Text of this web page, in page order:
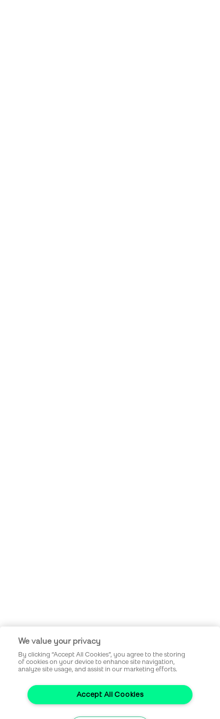
We value your privacy
By clicking “Accept All Cookies”, you agree to the storing
of cookies on your device to enhance site navigation,
analyze site usage, and assist in our marketing efforts.
Accept All Cookies